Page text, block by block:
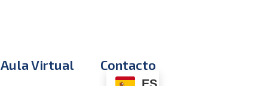
Aula Virtual
Contacto